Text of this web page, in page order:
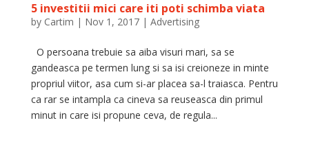
5 investitii mici care iti poti schimba viata
by Cartim | Nov 1, 2017| Advertising
O persoana trebuie sa aiba visuri mari, sa se
gandeasca pe termen lung si sa isi creioneze in minte
propriul viitor, asa cum si-ar placea sa-l traiasca. Pentru
ca rar se intampla ca cineva sa reuseasca din primul
minut in care isi propune ceva, de regula...